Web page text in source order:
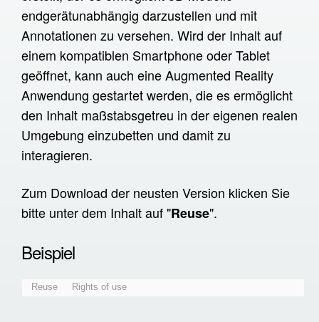
Prototypen
Infrastruktur
H5P Übersetzer
Catharsis
H5P Delivery Service
Raspberry Pi
Word2H5P
endgerätunabhängig darzustellen und mit
Annotationen zu versehen. Wird der Inhalt auf
einem kompatiblen Smartphone oder Tablet
geöffnet, kann auch eine Augmented Reality
Anwendung gestartet werden, die es ermöglicht
den Inhalt maßstabsgetreu in der eigenen realen
Umgebung einzubetten und damit zu
interagieren.
Zum Download der neusten Version klicken Sie
bitte unter dem Inhalt auf "Reuse".
Beispiel